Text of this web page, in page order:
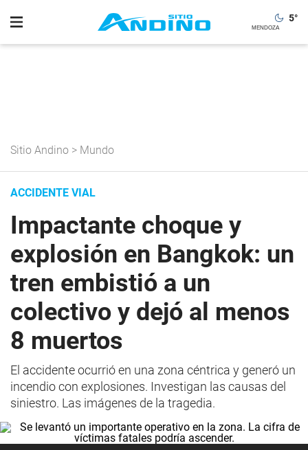
5°
Sitio Andino > Mundo
ACCIDENTE VIAL
Impactante choque y
explosión en Bangkok: un
tren embistió a un
colectivo y dejó al menos
8 muertos
El accidente ocurrió en una zona céntrica y generó un
incendio con explosiones. Investigan las causas del
siniestro. Las imágenes de la tragedia.